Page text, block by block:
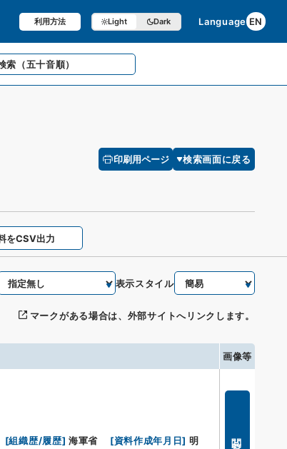
利用方法 Light Dark Language EN
索 （五十音順）
印刷用ページ 検索画面に戻る
をCSV出力
表示スタイル
マークがある場合は、外部サイトへリンクします。
画像等
[組織歴/履歴] 海軍省 [資料作成年月日] 明